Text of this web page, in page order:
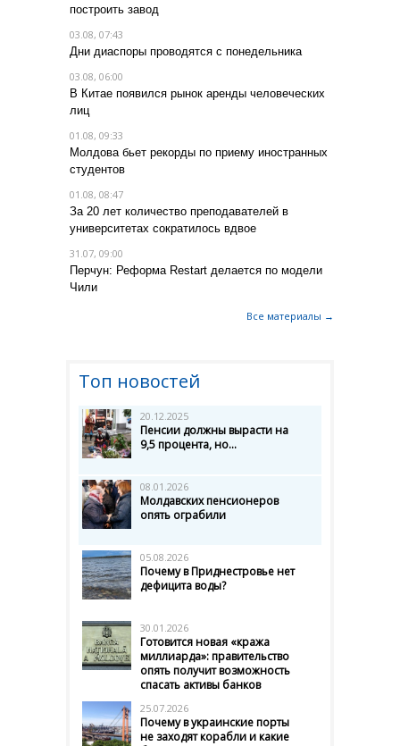
построить завод
03.08, 07:43
Дни диаспоры проводятся с понедельника
03.08, 06:00
В Китае появился рынок аренды человеческих
лиц
01.08, 09:33
Молдова бьет рекорды по приему иностранных
студентов
01.08, 08:47
За 20 лет количество преподавателей в
университетах сократилось вдвое
31.07, 09:00
Перчун: Реформа Restart делается по модели
Чили
Все материалы →
Топ новостей
20.12.2025
Пенсии должны вырасти на
9,5 процента, но...
08.01.2026
Молдавских пенсионеров
опять ограбили
05.08.2026
Почему в Приднестровье нет
дефицита воды?
30.01.2026
Готовится новая «кража
миллиарда»: правительство
опять получит возможность
спасать активы банков
25.07.2026
Почему в украинские порты
не заходят корабли и какие